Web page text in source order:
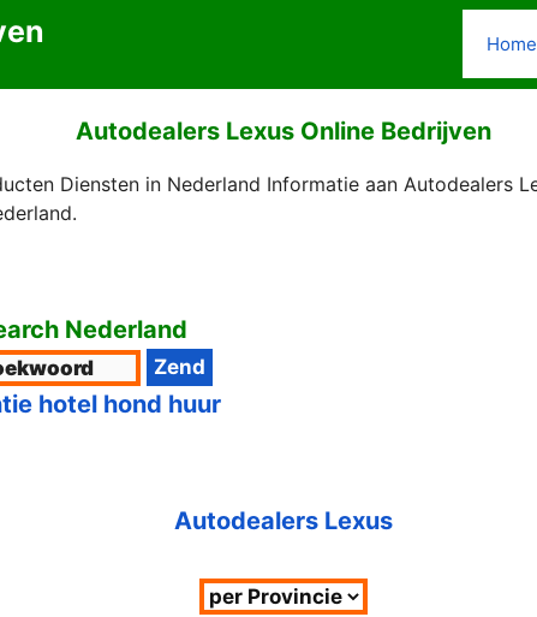
Home
Autodealers Lexus Online Bedrijven
Diensten in Nederland Informatie aan Autodealers
Nederland
hotel hond huur
Autodealers Lexus